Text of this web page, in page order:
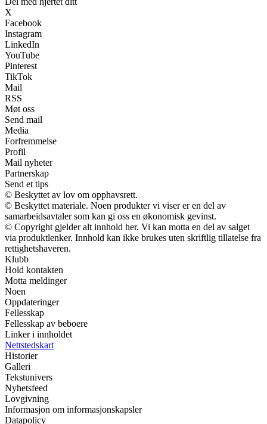
X
Facebook
Instagram
LinkedIn
YouTube
Pinterest
TikTok
Mail
RSS
Møt oss
Send mail
Media
Forfremmelse
Profil
Mail nyheter
Partnerskap
Send et tips
© Beskyttet av lov om opphavsrett.
© Beskyttet materiale. Noen produkter vi viser er en del av
samarbeidsavtaler som kan gi oss en økonomisk gevinst.
© Copyright gjelder alt innhold her. Vi kan motta en del av salget
via produktlenker. Innhold kan ikke brukes uten skriftlig tillatelse fra
rettighetshaveren.
Klubb
Hold kontakten
Motta meldinger
Noen
Oppdateringer
Fellesskap
Fellesskap av beboere
Linker i innholdet
Nettstedskart
Historier
Galleri
Tekstunivers
Nyhetsfeed
Lovgivning
Informasjon om informasjonskapsler
Datapolicy